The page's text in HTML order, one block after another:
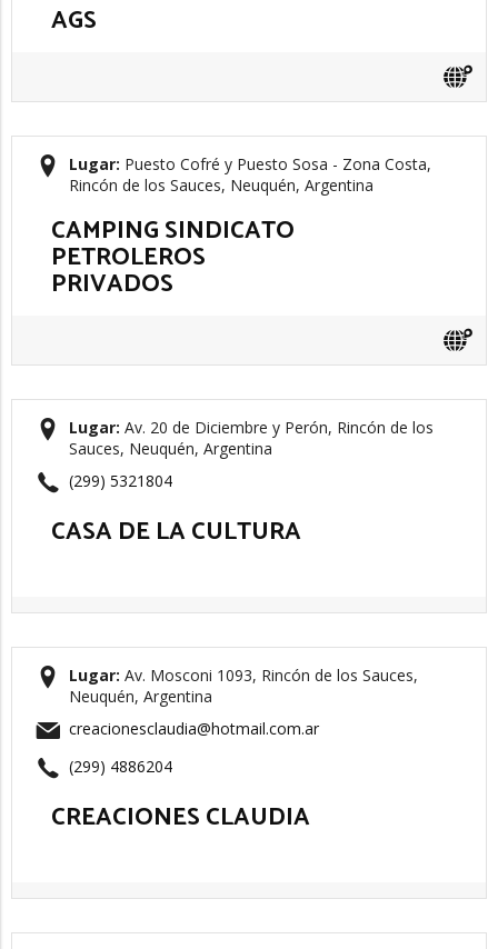
AGS
CAMPING SINDICATO
PETROLEROS
PRIVADOS
Lugar: Puesto Cofré y Puesto Sosa - Zona Costa,
Rincón de los Sauces, Neuquén, Argentina
CASA DE LA CULTURA
Lugar: Av. 20 de Diciembre y Perón, Rincón de los
Sauces, Neuquén, Argentina
(299) 5321804
CREACIONES CLAUDIA
Lugar: Av. Mosconi 1093, Rincón de los Sauces,
Neuquén, Argentina
creacionesclaudia@hotmail.com.ar
(299) 4886204